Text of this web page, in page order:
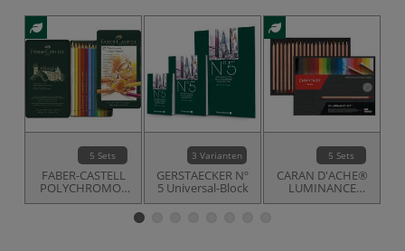
5 Sets
FABER-CASTELL
POLYCHROMOS
Künstler-
3 Varianten
GERSTAECKER Nº
5 Universal-Block
5 Sets
CARAN D'ACHE®
LUMINANCE
6901® Künstler-